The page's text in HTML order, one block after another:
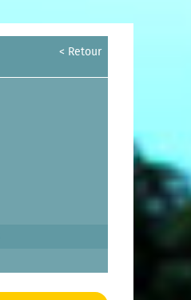
< Retour